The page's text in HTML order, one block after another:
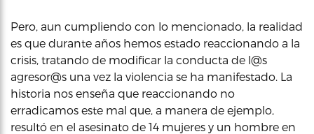
Pero, aun cumpliendo con lo mencionado, la realidad
es que durante años hemos estado reaccionando a la
crisis, tratando de modificar la conducta de l@s
agresor@s una vez la violencia se ha manifestado. La
historia nos enseña que reaccionando no
erradicamos este mal que, a manera de ejemplo,
resultó en el asesinato de 14 mujeres y un hombre en